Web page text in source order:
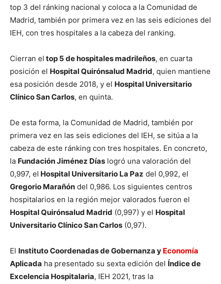
top 3 del ránking nacional y coloca a la Comunidad de
Madrid, también por primera vez en las seis ediciones del
IEH, con tres hospitales a la cabeza del ranking.
Cierran el top 5 de hospitales madrileños, en cuarta
posición el Hospital Quirónsalud Madrid, quien mantiene
esa posición desde 2018, y el Hospital Universitario
Clínico San Carlos, en quinta.
De esta forma, la Comunidad de Madrid, también por
primera vez en las seis ediciones del IEH, se sitúa a la
cabeza de este ránking con tres hospitales. En concreto,
la Fundación Jiménez Días logró una valoración del
0,997, el Hospital Universitario La Paz del 0,992, el
Gregorio Marañón del 0,986. Los siguientes centros
hospitalarios en la región mejor valorados fueron el
Hospital Quirónsalud Madrid (0,997) y el Hospital
Universitario Clínico San Carlos (0,97).
El Instituto Coordenadas de Gobernanza y Economía
Aplicada ha presentado su sexta edición del Índice de
Excelencia Hospitalaria, IEH 2021, tras la